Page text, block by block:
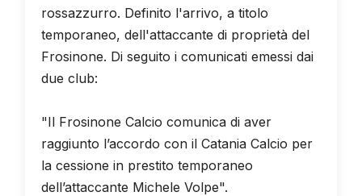
rossazzurro. Definito l'arrivo, a titolo
temporaneo, dell'attaccante di proprietà del
Frosinone. Di seguito i comunicati emessi dai
due club:
"Il Frosinone Calcio comunica di aver
raggiunto l’accordo con il Catania Calcio per
la cessione in prestito temporaneo
dell’attaccante Michele Volpe".